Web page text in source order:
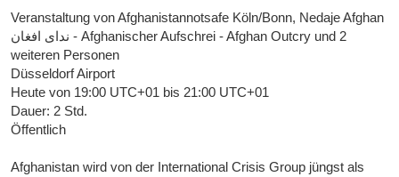
Veranstaltung von Afghanistannotsafe Köln/Bonn, ‎Nedaje Afghan
نداى افغان - Afghanischer Aufschrei - Afghan Outcry‎ und 2
weiteren Personen
Düsseldorf Airport
Heute von 19:00 UTC+01 bis 21:00 UTC+01
Dauer: 2 Std.
Öffentlich
Afghanistan wird von der International Crisis Group jüngst als